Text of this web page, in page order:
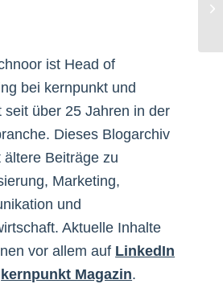
ist Head of
bei kernpunkt und
seit über 25 Jahren in der
Dieses Blogarchiv
ältere Beiträge zu
Marketing,
und
Aktuelle Inhalte
vor allem auf LinkedIn
kernpunkt Magazin.